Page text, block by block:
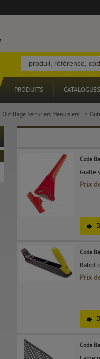
PRODUITS CATALOGUES
Outillage Serruriers Menuisiers >
Code
Gratte
Prix
Code
Rabot
Prix
Code